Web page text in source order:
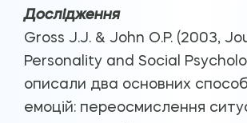
Дослідження
Gross J.J. & John O.P. (2003,
Personality and Social
описали два основних
емоцій: переосмислення